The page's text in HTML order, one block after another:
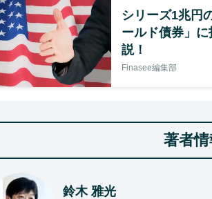
シリーズ1兆円
ールド債券」
説！
Finasee編集部
著者情
鈴木 雅光